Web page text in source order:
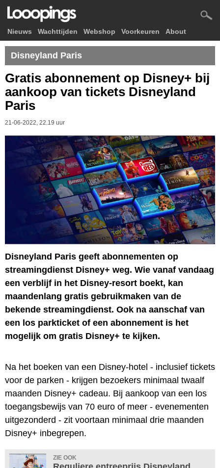
Nieuws Wachttijden Webshop Voorkeuren About
Disneyland Paris
Gratis abonnement op Disney+ bij
aankoop van tickets Disneyland
Paris
21-06-2022, 22.19 uur
Disneyland Paris geeft abonnementen op
streamingdienst Disney+ weg. Wie vanaf vandaag
een verblijf in het Disney-resort boekt, kan
maandenlang gratis gebruikmaken van de
bekende streamingdienst. Ook na aanschaf van
een los parkticket of een abonnement is het
mogelijk om gratis Disney+ te kijken.
Na het boeken van een Disney-hotel - inclusief tickets
voor de parken - krijgen bezoekers minimaal twaalf
maanden Disney+ cadeau. Bij aankoop van een los
toegangsbewijs van 70 euro of meer - evenementen
uitgezonderd - zit voortaan minimaal drie maanden
Disney+ inbegrepen.
ZIE OOK